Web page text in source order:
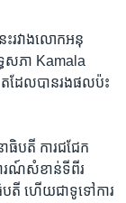
រវាង​លោក​អនុ​
សភា Kamala
ដែល​បាន​រង​ផល​ប៉ះ
ាធិបតី ការជជែក
រណ៍​សំខាន់​ទីពីរ
បតី​ ហើយ​ជា​ទូទៅ​ការ